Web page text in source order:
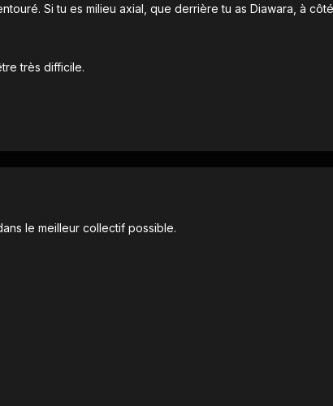
Si tu es milieu axial, que derrière tu as Diawara, à
très difficile.
le meilleur collectif possible.